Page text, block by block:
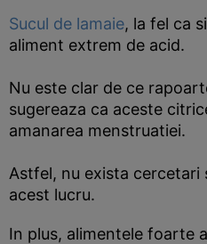
Sucul de lamaie, la fel ca
aliment extrem de acid.
Nu este clar de ce
sugereaza ca aceste
amanarea menstruatiei.
Astfel, nu exista
acest lucru.
In plus, alimentele foarte